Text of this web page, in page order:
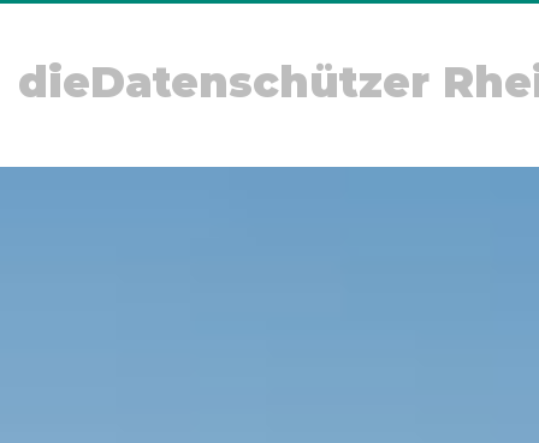
dieDatenschützer